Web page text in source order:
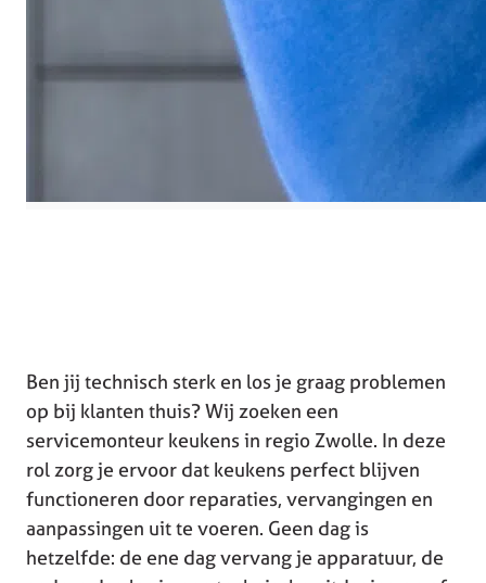
Ben jij technisch sterk en los je graag problemen
op bij klanten thuis? Wij zoeken een
servicemonteur keukens in regio Zwolle. In deze
rol zorg je ervoor dat keukens perfect blijven
functioneren door reparaties, vervangingen en
aanpassingen uit te voeren. Geen dag is
hetzelfde: de ene dag vervang je apparatuur, de